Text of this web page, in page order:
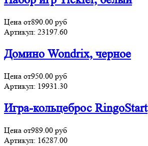
Цена от890.00 руб
Артикул: 23197.60
Домино Wondrix, черное
Цена от950.00 руб
Артикул: 19931.30
Игра-кольцеброс RingoStart
Цена от989.00 руб
Артикул: 16287.00